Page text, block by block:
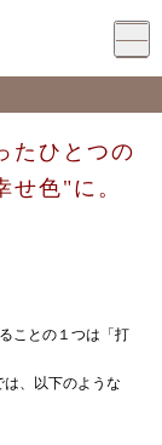
たひとつの
せ色"に。
ことの１つは「打
、以下のような